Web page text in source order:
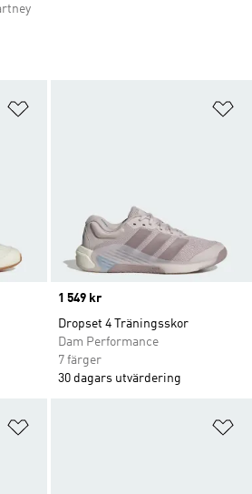
Price
1 549 kr
Dropset 4 Träningsskor
Dam Performance
7 färger
30 dagars utvärdering